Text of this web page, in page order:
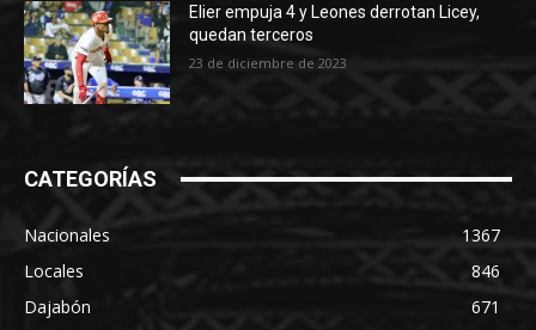
Elier empuja 4 y Leones derrotan Licey,
quedan terceros
23 de diciembre de 2023
CATEGORÍAS
Nacionales
1367
Locales
846
Dajabón
671